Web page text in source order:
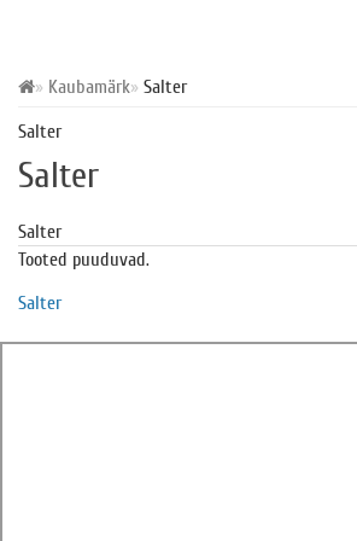
Kaubamärk Salter
Salter
Salter
Salter
Tooted puuduvad.
Salter